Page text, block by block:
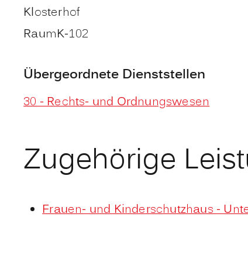
Klosterhof
RaumK-102
Übergeordnete Dienststellen
30 - Rechts- und Ordnungswesen
Zugehörige
Frauen- und Kinderschutzhaus -